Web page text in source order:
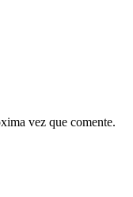
vez que comente.